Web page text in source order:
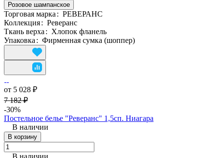
Розовое шампанское
Торговая марка : РЕВЕРАНС
Коллекция: Реверанс
Ткань верха : Хлопок фланель
Упаковка : Фирменная сумка (шоппер)
от 5 028 ₽
7 182 ₽
-30%
Постельное белье "Реверанс" 1,5сп. Ниагара
В наличии
В корзину
В наличии